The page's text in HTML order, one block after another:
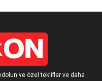
ve özel teklifler ve daha